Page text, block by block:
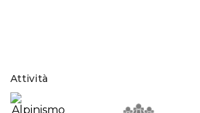
Attività